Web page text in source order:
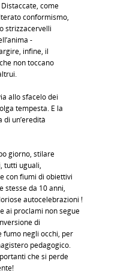
come
conformismo,
strizzacervelli
-
infine, il
non toccano
allo sfacelo dei
tempesta. E la
di un’eredità
giorno, stilare
tutti uguali,
con fiumi di obiettivi
stesse da 10 anni,
autocelebrazioni !
ai proclami non segue
di
fumo negli occhi, per
pedagogico.
che si perde